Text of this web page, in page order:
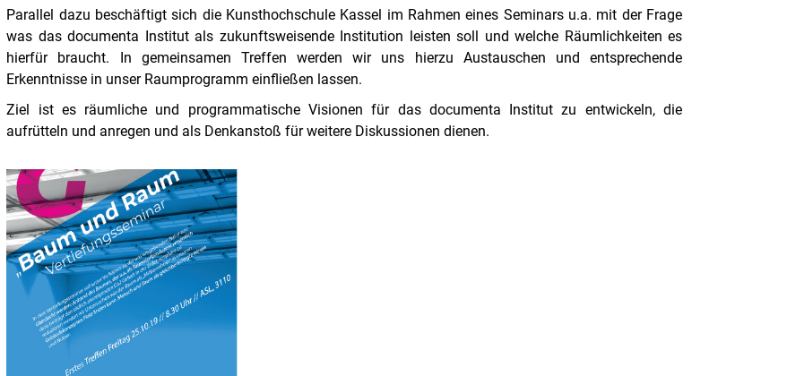
Parallel dazu beschäftigt sich die Kunsthochschule Kassel im Rahmen eines Seminars u.a. mit der Frage
was das documenta Institut als zukunftsweisende Institution leisten soll und welche Räumlichkeiten es
hierfür braucht. In gemeinsamen Treffen werden wir uns hierzu Austauschen und entsprechende
Erkenntnisse in unser Raumprogramm einfließen lassen.
Ziel ist es räumliche und programmatische Visionen für das documenta Institut zu entwickeln, die
aufrütteln und anregen und als Denkanstoß für weitere Diskussionen dienen.